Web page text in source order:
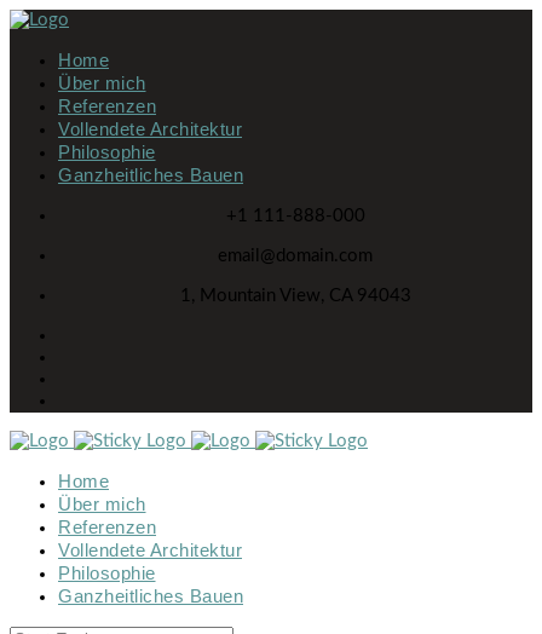
Home
Über mich
Referenzen
Vollendete Architektur
Philosophie
Ganzheitliches Bauen
+1 111-888-000
email@domain.com
1, Mountain View, CA 94043
Home
Über mich
Referenzen
Vollendete Architektur
Philosophie
Ganzheitliches Bauen